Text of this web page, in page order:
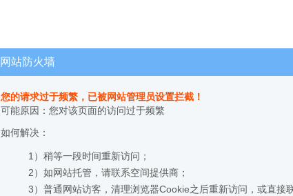
网站防火墙
您的请求过于频繁，已被网站管理员设置拦截！
可能原因：您对该页面的访问过于频繁
如何解决：
1）稍等一段时间重新访问；
2）如网站托管，请联系空间提供商；
3）普通网站访客，清理浏览器Cookie之后重新访问，或直接